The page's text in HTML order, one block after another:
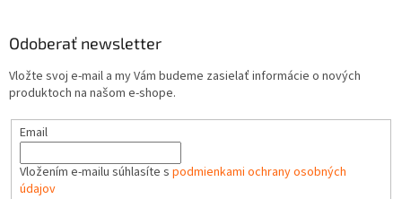
Odoberať newsletter
Vložte svoj e-mail a my Vám budeme zasielať informácie o nových
produktoch na našom e-shope.
Email
Vložením e-mailu súhlasíte s podmienkami ochrany osobných
údajov